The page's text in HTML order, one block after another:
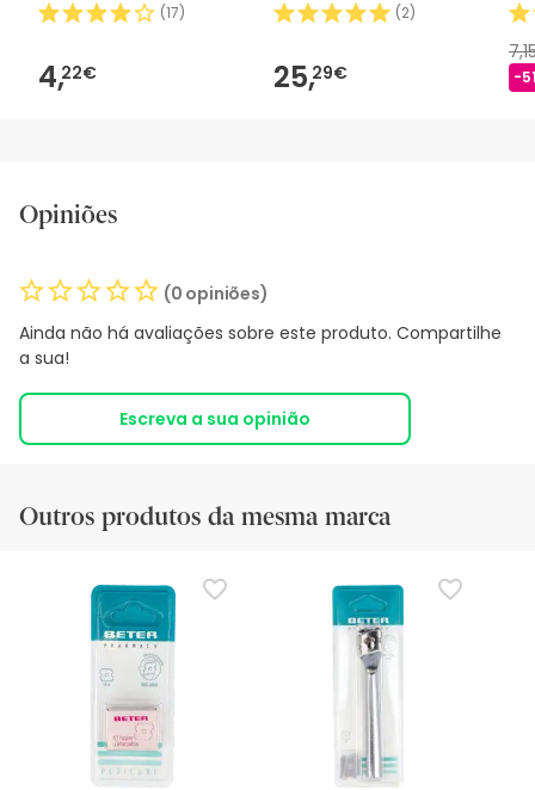
(17)
4,22€
(2)
25,29€ -
Opiniões
(0 opiniões)
Ainda não há avaliações sobre este produto. Compartilhe
a sua!
Escreva a sua opinião
Outros produtos da mesma marca